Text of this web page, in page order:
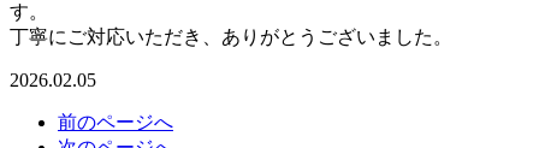
す。
丁寧にご対応いただき、ありがとうございました。
2026.02.05
前のページへ